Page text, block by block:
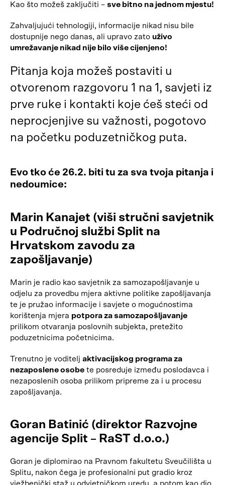
Kao što možeš zaključiti – sve bitno na jednom mjestu!
Zahvaljujući tehnologiji, informacije nikad nisu bile
dostupnije nego danas, ali upravo zato uživo
umrežavanje nikad nije bilo više cijenjeno!
Pitanja koja možeš postaviti u
otvorenom razgovoru 1 na 1, savjeti iz
prve ruke i kontakti koje ćeš steći od
neprocjenjive su važnosti, pogotovo
na početku poduzetničkog puta.
Evo tko će 26.2. biti tu za sva tvoja pitanja i
nedoumice:
Marin Kanajet (viši stručni savjetnik
u Područnoj službi Split na
Hrvatskom zavodu za
zapošljavanje)
Marin je radio kao savjetnik za samozapošljavanje u
odjelu za provedbu mjera aktivne politike zapošljavanja
te je pružao informacije i savjete o mogućnostima
korištenja mjera potpora za samozapošljavanje
prilikom otvaranja poslovnih subjekta, pretežito
poduzetnicima početnicima.
Trenutno je voditelj aktivacijskog programa za
nezaposlene osobe te posreduje između poslodavca i
nezaposlenih osoba prilikom pripreme za i u procesu
zapošljavanja.
Goran Batinić (direktor Razvojne
agencije Split – RaST d.o.o.)
Goran je diplomirao na Pravnom fakultetu Sveučilišta u
Splitu, nakon čega je profesionalni put gradio kroz